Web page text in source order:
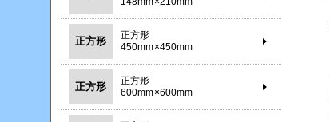
正方形
正方形
450mm×450mm
正方形
正方形
600mm×600mm